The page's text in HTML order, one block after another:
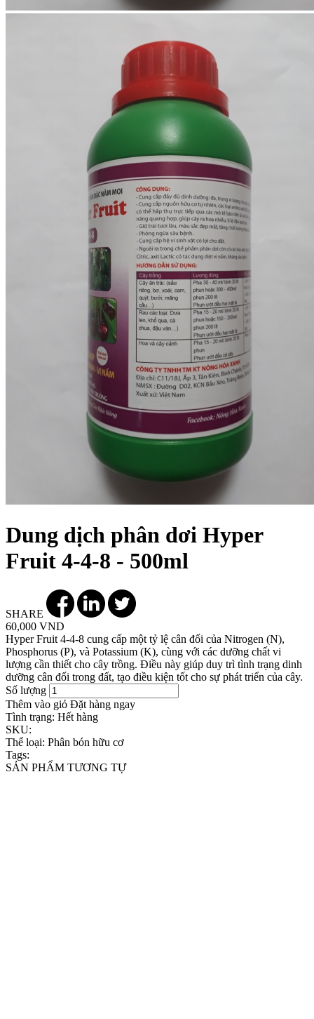
Dung dịch phân dơi Hyper
Fruit 4-4-8 - 500ml
SHARE
60,000 VND
Hyper Fruit 4-4-8 cung cấp một tỷ lệ cân đối của Nitrogen (N),
Phosphorus (P), và Potassium (K), cùng với các dưỡng chất vi
lượng cần thiết cho cây trồng. Điều này giúp duy trì tình trạng dinh
dưỡng cân đối trong đất, tạo điều kiện tốt cho sự phát triển của cây.
Số lượng
Thêm vào giỏ Đặt hàng ngay
Tình trạng: Hết hàng
SKU:
Thể loại: Phân bón hữu cơ
Tags:
SẢN PHẨM TƯƠNG TỰ